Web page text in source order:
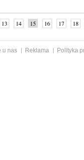
13 14 15 16 17
18
u nas Reklama
Polityka